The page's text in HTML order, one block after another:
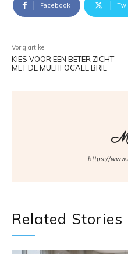
Facebook
Vorig artikel
KIES VOOR EEN BETER ZICHT
MET DE MULTIFOCALE BRIL
https://
Related Stories